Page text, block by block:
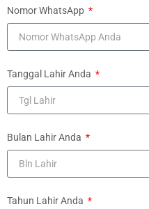
Nomor WhatsApp
Tanggal Lahir Anda
Bulan Lahir Anda
Tahun Lahir Anda